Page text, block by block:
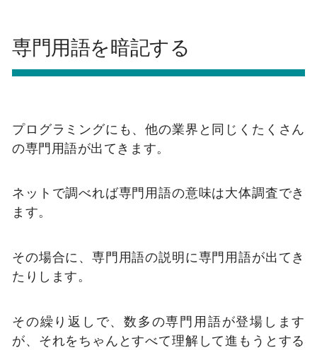
専門用語を暗記する
プログラミングにも、他の業界と同じくたくさん
の専門用語が出てきます。
ネットで調べれば専門用語の意味は大体調査でき
ます。
その場合に、専門用語の説明に専門用語が出てき
たりします。
その繰り返しで、数多の専門用語が登場します
が、それをちゃんとすべて理解して進もうとする